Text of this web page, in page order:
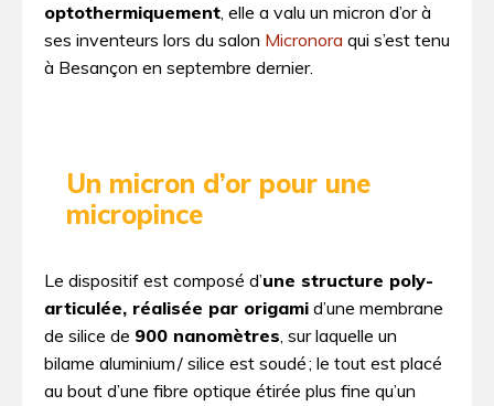
optothermiquement, elle a valu un micron d’or à
ses inventeurs lors du salon Micronora qui s’est tenu
à Besançon en septembre dernier.
Un micron d’or pour une
micropince
Le dispositif est composé d’une structure poly-
articulée, réalisée par origami d’une membrane
de silice de 900 nanomètres, sur laquelle un
bilame aluminium / silice est soudé ; le tout est placé
au bout d’une fibre optique étirée plus fine qu’un